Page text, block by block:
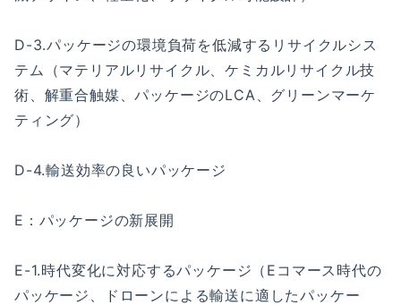
D-3.パッケージの環境負荷を低減するリサイクルシス
テム（マテリアルリサイクル、ケミカルリサイクル技
術、解重合触媒、パッケージのLCA、グリーンマーケ
ティング）
D-4.輸送効率の良いパッケージ
E：パッケージの新展開
E-1.時代変化に対応するパッケージ（Eコマース時代の
パッケージ、ドローンによる輸送に適したパッケー